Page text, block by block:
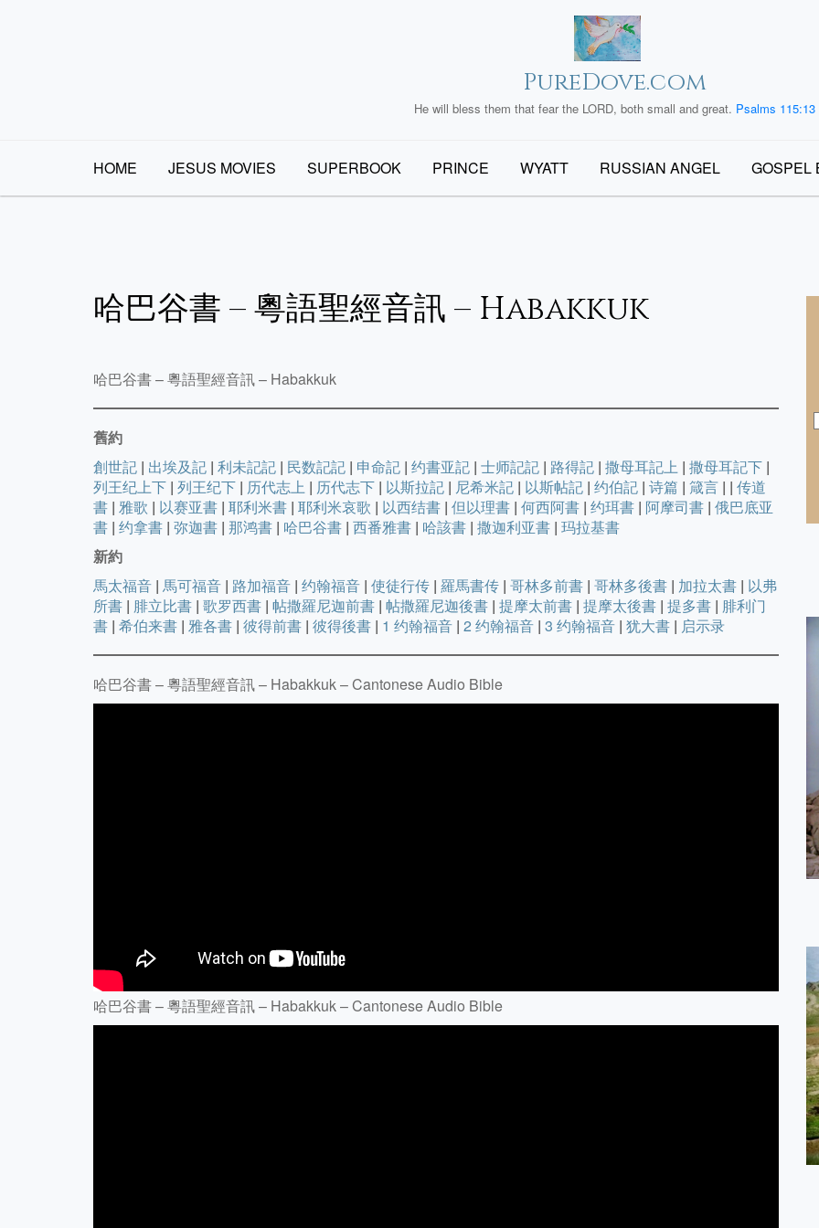
PureDove.com
He will bless them that fear the LORD, both small and great. Psalms 115:13
HOME JESUS MOVIES SUPERBOOK PRINCE WYATT RUSSIAN ANGEL GOSPEL
哈巴谷書 – 粵語聖經音訊 – Habakkuk
哈巴谷書 – 粵語聖經音訊 – Habakkuk
舊約
創世記 | 出埃及記 | 利未記記 | 民数記記 | 申命記 | 约書亚記 | 士师記記 | 路得記 | 撒母耳記上 | 撒母耳記下 |
列王纪上下 | 列王纪下 | 历代志上 | 历代志下 | 以斯拉記 | 尼希米記 | 以斯帖記 | 约伯記 | 诗篇 | 箴言 | | 传道
書 | 雅歌 | 以赛亚書 | 耶利米書 | 耶利米哀歌 | 以西结書 | 但以理書 | 何西阿書 | 约珥書 | 阿摩司書 | 俄巴底亚
書 | 约拿書 | 弥迦書 | 那鸿書 | 哈巴谷書 | 西番雅書 | 哈該書 | 撒迦利亚書 | 玛拉基書
新約
馬太福音 | 馬可福音 | 路加福音 | 约翰福音 | 使徒行传 | 羅馬書传 | 哥林多前書 | 哥林多後書 | 加拉太書 | 以弗
所書 | 腓立比書 | 歌罗西書 | 帖撒羅尼迦前書 | 帖撒羅尼迦後書 | 提摩太前書 | 提摩太後書 | 提多書 | 腓利门
書 | 希伯来書 | 雅各書 | 彼得前書 | 彼得後書 | 1 约翰福音 | 2 约翰福音 | 3 约翰福音 | 犹大書 | 启示录
哈巴谷書 – 粵語聖經音訊 – Habakkuk – Cantonese Audio Bible
哈巴谷書 – 粵語聖經音訊 – Habakkuk – Cantonese Audio Bible